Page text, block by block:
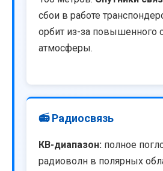
сбои в работе
орбит из-за повышенного
атмосферы.
📻 Радиосвязь
КВ-диапазон: полное
радиоволн в полярных